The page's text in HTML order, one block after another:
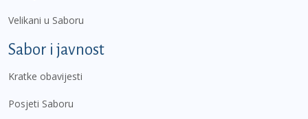
Velikani u Saboru
Sabor i javnost
Kratke obavijesti
Posjeti Saboru